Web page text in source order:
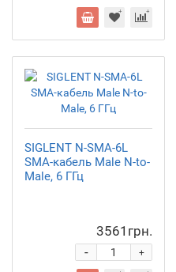
SIGLENT N-SMA-6L
SMA-кабель Male N-to-
Male, 6 ГГц
3561грн.
+
-